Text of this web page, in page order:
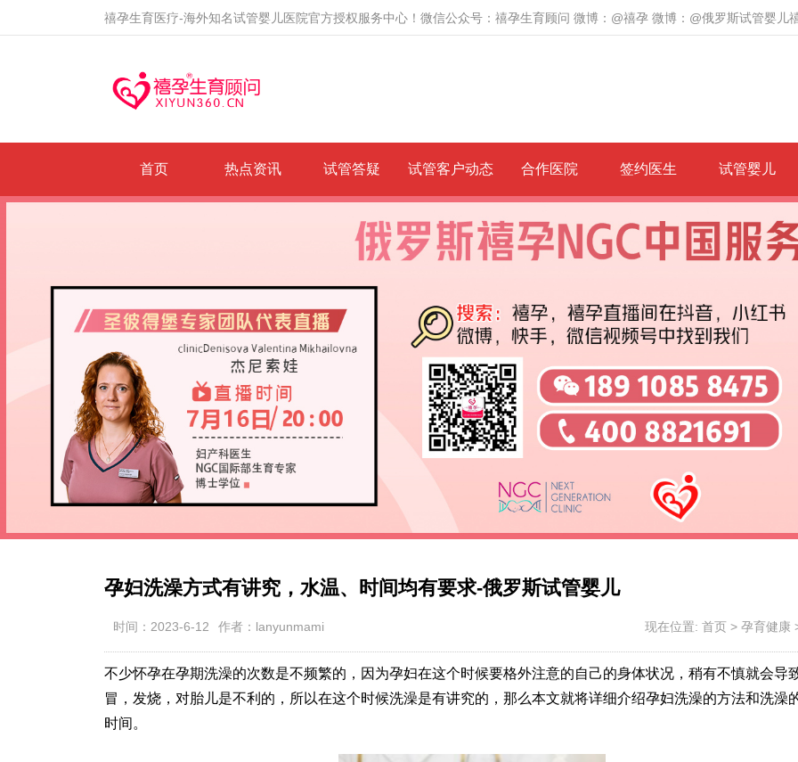
禧孕生育医疗-海外知名试管婴儿医院官方授权服务中心！微信公众号：禧孕生育顾问 微博：@禧孕 微博：@俄罗斯试管婴儿
首页 热点资讯 试管答疑 试管客户动态 合作医院 签约医生 试管婴儿
孕妇洗澡方式有讲究，水温、时间均有要求-俄罗斯试管婴儿
时间：2023-6-12 作者：lanyunmami 现在位置: 首页 > 孕育健康
不少怀孕在孕期洗澡的次数是不频繁的，因为孕妇在这个时候要格外注意的自己的身体状况，稍有不慎就会导
冒，发烧，对胎儿是不利的，所以在这个时候洗澡是有讲究的，那么本文就将详细介绍孕妇洗澡的方法和洗澡
时间。